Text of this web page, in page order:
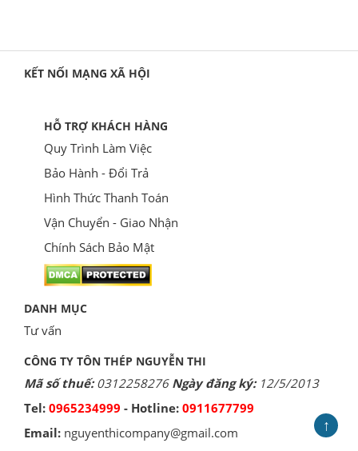
KẾT NỐI MẠNG XÃ HỘI
HỖ TRỢ KHÁCH HÀNG
Quy Trình Làm Việc
Bảo Hành - Đổi Trả
Hình Thức Thanh Toán
Vận Chuyển - Giao Nhận
Chính Sách Bảo Mật
DANH MỤC
Tư vấn
CÔNG TY TÔN THÉP NGUYỄN THI
Mã số thuế:0312258276Ngày đăng ký: 12/5/2013
Tel: 0965234999 - Hotline: 0911677799
Email: nguyenthicompany@gmail.com
↑